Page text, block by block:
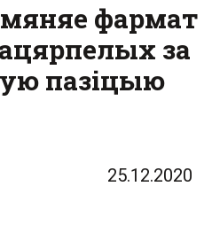
фармат
за
пазіцыю
25.12.2020